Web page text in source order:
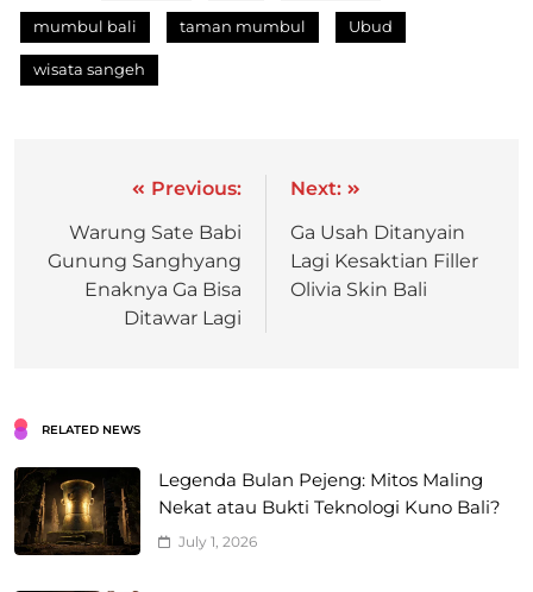
mumbul bali taman mumbul Ubud
wisata sangeh
Previous:
Warung Sate Babi
Gunung Sanghyang
Enaknya Ga Bisa
Ditawar Lagi
Next:
Ga Usah Ditanyain
Lagi Kesaktian Filler
Olivia Skin Bali
RELATED NEWS
Legenda Bulan Pejeng: Mitos Maling
Nekat atau Bukti Teknologi Kuno Bali?
July 1, 2026